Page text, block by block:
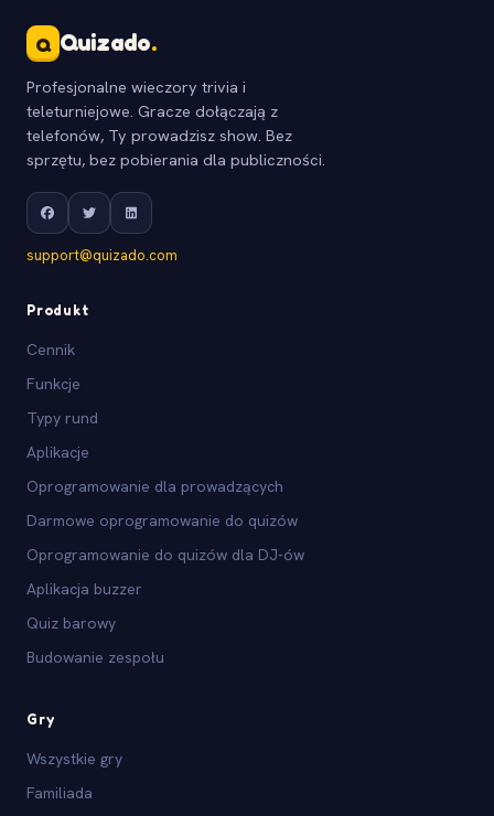
Q Quizado.
Profesjonalne wieczory trivia i
teleturniejowe. Gracze dołączają z
telefonów, Ty prowadzisz show. Bez
sprzętu, bez pobierania dla publiczności.
support@quizado.com
Produkt
Cennik
Funkcje
Typy rund
Aplikacje
Oprogramowanie dla prowadzących
Darmowe oprogramowanie do quizów
Oprogramowanie do quizów dla DJ-ów
Aplikacja buzzer
Quiz barowy
Budowanie zespołu
Gry
Wszystkie gry
Familiada